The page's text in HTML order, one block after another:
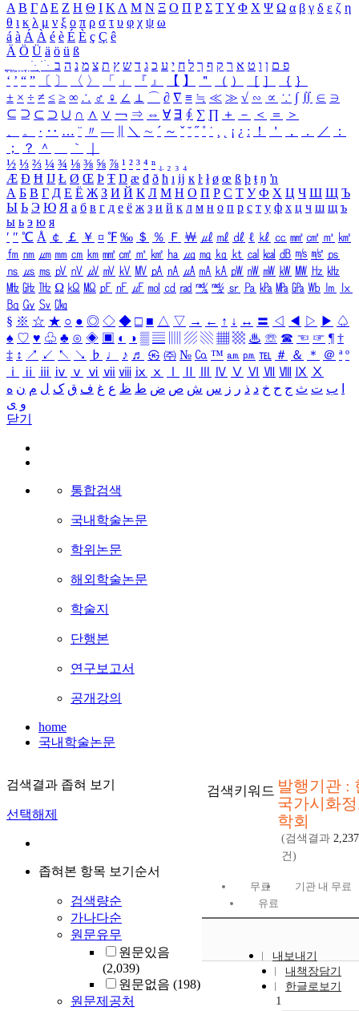
Α Β ΓΔ Ε Ζ Η Θ Ι ΚΛ Μ Ν Ξ Ο Π Ρ Σ ΤΥ Φ Χ Ψ Ω α β γ δ ε ζ η
θ ι κ λ μ ν ξ ο π ρ σ τ υ φ χ ψ ω
á à Á À é è É È ç Ç ê
Ä Ö Ü ä ö ü ß
ִֶֹ ֻּ ׁׂ פ ם ן ו ט א ר ק ף ך ל ח י ע כ ג ד ש ץ ת צ מ נ ה ב
‘ ’ “ ” 〔 〕 〈 〉 「 」 『 』 【 】 ＂ （ ） ［ ］ ｛ ｝
± × ÷ ≠ ≤ ≥ ∞ ∴ ♂ ♀ ∠ ⊥ ⌒ ∂ ∇ ≡ ≒ ≪ ≫ √ ∽ ∝ ∵ ∫ ∬ ∈ ∋
⊆ ⊇ ⊂ ⊃ ∪ ∩ ∧ ∨ ￢ ⇒ ⇔ ∀ ∃ ∮ ∑ ∏ ＋ － ＜ ＝
＞
、
。 · ‥ … ¨ 〃 ― ＼ ∼ ´ ～ ˇ ˘ ˝ ˚ ˙ ¸ ¡ ¿ ː ！ ＇ ， ． ／
：
；
？ ＾ ｀
½ ⅓ ⅔ ¼ ¾ ⅛ ⅜ ⅝ ⅞ ¹ ² ³ ⁴ ⁿ ₁ ₂ ₃ ₄
Æ Ð Ħ Ĳ Ł Ø Œ Þ Ŧ Ŋ æ đ ð ħ ı ĳ ĸ ŀ ł ø œ ß þ ŧ ŋ ŉ
А Б В Г Д Е Ё Ж З И Й К Л М Н О П Р С Т У Ф Х Ц Ч Ш Щ Ъ
Ы Ь Э Ю Я а б в г д е ё ж з и й к л м н о п р с т у ф х ц ч ш щ ъ
ы ь э ю я
′ ″ ℃ Å ￠ ￡ ￥ ¤ ℉ ‰ ＄ ％ Ｆ ￦ ㎕ ㎖ ㎗ ℓ ㎘ ㏄ ㎣ ㎤ ㎥ ㎦
㎙ ㎚ ㎛ ㎜ ㎝ ㎞ ㎟ ㎠ ㎡ ㎢ ㏊ ㎍ ㎎ ㎏ ㏏ ㎈ ㎉ ㏈ ㎧ ㎨ ㎰
㎱ ㎲ ㎳ ㎴ ㎵ ㎶ ㎷ ㎸ ㎹ ㎀ ㎁ ㎂ ㎃ ㎄ ㎺ ㎻ ㎽ ㎾ ㎿ ㎐ ㎑
㎒ ㎓ ㎔ Ω ㏀ ㏁ ㎊ ㎋ ㎌ ㏖ ㏅ ㎭ ㎮ ㎯ ㏛ ㎩ ㎪ ㎫ ㎬ ㏝ ㏐
㏓
㏃ ㏉ ㏜ ㏆
§ ※ ☆ ★ ○ ● ◎ ◇ ◆ □ ■ △ ▽ → ← ↑ ↓ ↔ 〓 ◁ ◀ ▷ ▶ ♤
♠ ♡ ♥ ♧ ♣ ⊙ ◈ ▣ ◐ ◑ ▒ ▤ ▨ ▧ ▦ ▩ ♨ ☏ ☎ ☜ ☞ ¶ †
‡ ↕ ↗ ↙ ↖ ↘ ♭ ♩ ♪ ♬ ㉿ ㈜ № ㏇ ™ ㏂ ㏘ ℡ ＃ ＆ ＊ ＠ ª º
ⅰ
ⅱ ⅲ ⅳ ⅴ ⅵ ⅶ ⅷ ⅸ ⅹ Ⅳ Ⅴ Ⅵ Ⅶ Ⅷ Ⅸ Ⅹ
ب ت ث ج ح خ د ذ ر ز س ش ص ض ط ظ ع غ ف ق ک ل م ن ه
و ی
닫기
통합검색
국내학술논문
학위논문
해외학술논문
학술지
단행본
연구보고서
공개강의
home
국내학술논문
검색결과 좁혀 보기
선택해제
좁혀본 항목 보기순서
검색량순
가나다순
원문유무
원문있음
(2,039)
원문없음 (198)
원문제공처
검색키워드 발행기관 :
국가시화
학회
(검색결과 2,237
건)
무료
기관 내 무료
유료
내보내기
내책장담기
한글로보기
1